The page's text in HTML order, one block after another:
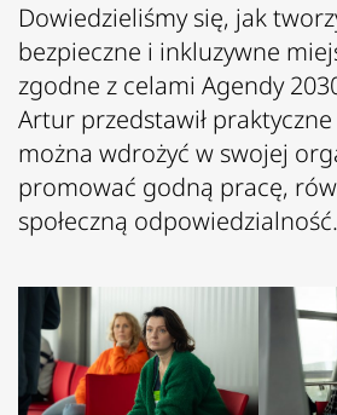
Dowiedzieliśmy się, jak
bezpieczne i inkluzywne
zgodne z celami Agendy
Artur przedstawił
można wdrożyć w swojej
promować godną pracę,
społeczną odpowiedzialność.